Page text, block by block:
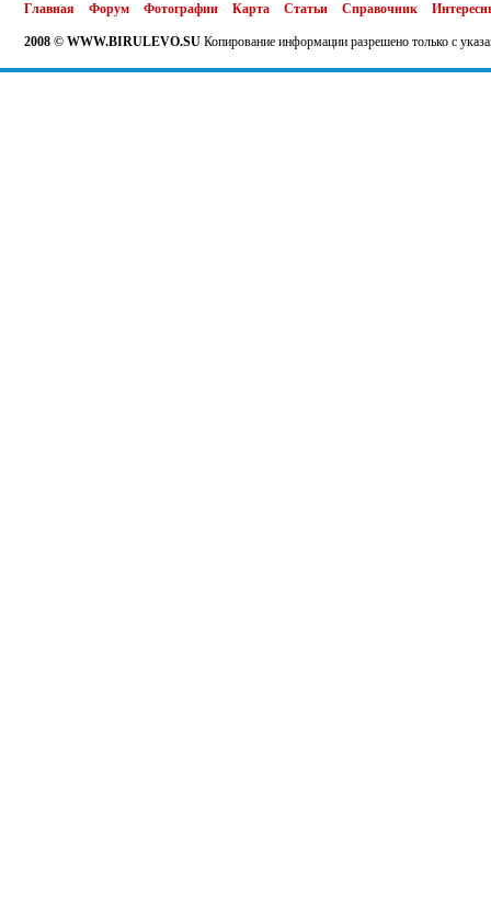
Главная Форум Фотографии Карта Статьи Справочник
2008 © WWW.BIRULEVO.SU Копирование информации разрешено только с